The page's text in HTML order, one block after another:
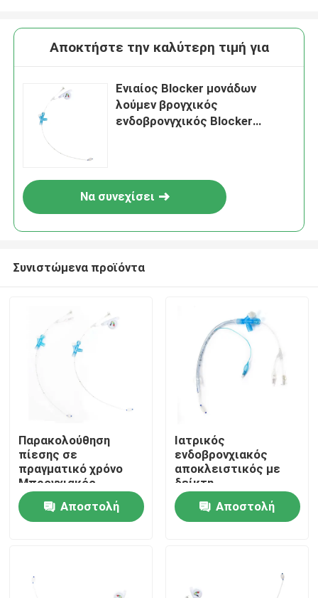
Αρχική Σελίδα
Αποκτήστε την καλύτερη τιμή για
Ενιαίος Blocker μονάδων
λούμεν βρογχικός
ενδοβρονγχικός Blocker
Να συνεχίσει
Συνιστώμενα προϊόντα
Παρακολούθηση
πίεσης σε
πραγματικό χρόνο
Μπρονχιακός
αποκλειστικός υλικό
ιατρικής ποιότητας
για ακριβή
Αποστολή
Ιατρικός
ενδοβρονχιακός
αποκλειστικός με
δείκτη
Αποστολή